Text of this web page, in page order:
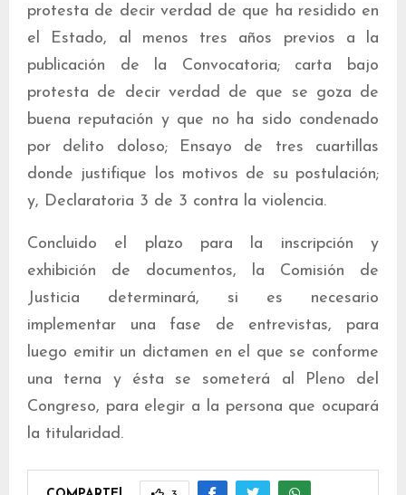
protesta de decir verdad de que ha residido en
el Estado, al menos tres años previos a la
publicación de la Convocatoria; carta bajo
protesta de decir verdad de que se goza de
buena reputación y que no ha sido condenado
por delito doloso; Ensayo de tres cuartillas
donde justifique los motivos de su postulación;
y, Declaratoria 3 de 3 contra la violencia.
Concluido el plazo para la inscripción y
exhibición de documentos, la Comisión de
Justicia determinará, si es necesario
implementar una fase de entrevistas, para
luego emitir un dictamen en el que se conforme
una terna y ésta se someterá al Pleno del
Congreso, para elegir a la persona que ocupará
la titularidad.